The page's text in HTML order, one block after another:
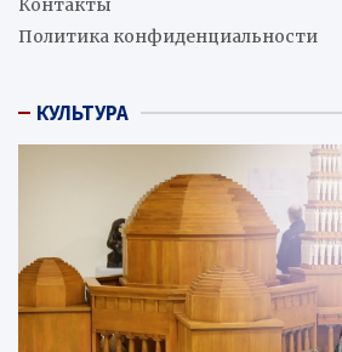
Контакты
Политика конфиденциальности
КУЛЬТУРА